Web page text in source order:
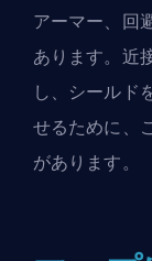
アーマー、回
あります。近
し、シールド
せるために、
があります。